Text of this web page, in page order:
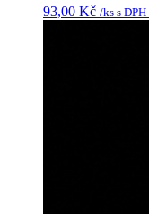
93,00 Kč /ks s DPH